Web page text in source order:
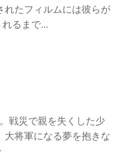
れたフィルムには彼らが
るまで...
戦災で親を失くした少
大将軍になる夢を抱きな